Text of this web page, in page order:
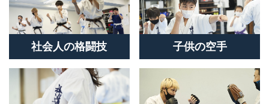
社会人の格闘技 子供の空手